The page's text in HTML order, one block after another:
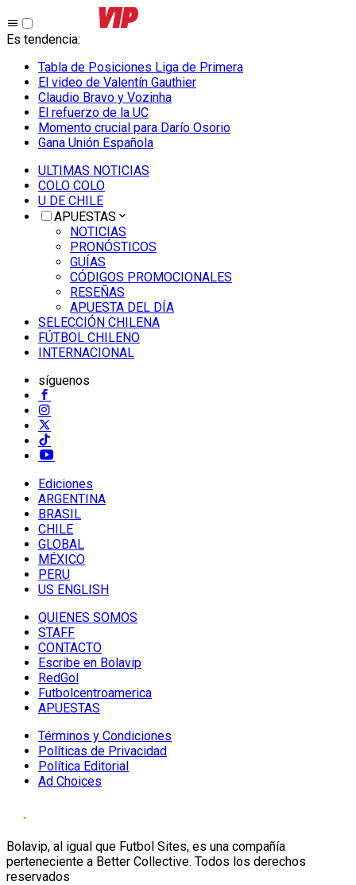
Es tendencia:
Tabla de Posiciones Liga de Primera
El video de Valentín Gauthier
Claudio Bravo y Vozinha
El refuerzo de la UC
Momento crucial para Darío Osorio
Gana Unión Española
ULTIMAS NOTICIAS
COLO COLO
U DE CHILE
APUESTAS
NOTICIAS
PRONÓSTICOS
GUÍAS
CÓDIGOS PROMOCIONALES
RESEÑAS
APUESTA DEL DÍA
SELECCIÓN CHILENA
FÚTBOL CHILENO
INTERNACIONAL
síguenos
Ediciones
ARGENTINA
BRASIL
CHILE
GLOBAL
MÉXICO
PERU
US ENGLISH
QUIENES SOMOS
STAFF
CONTACTO
Escribe en Bolavip
RedGol
Futbolcentroamerica
APUESTAS
Términos y Condiciones
Políticas de Privacidad
Política Editorial
Ad Choices
Bolavip, al igual que Futbol Sites, es una compañía
perteneciente a Better Collective. Todos los derechos
reservados